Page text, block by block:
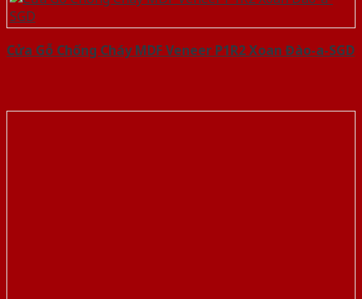
Cửa Gỗ Chống Cháy MDF Veneer P1R2 Xoan Đào-a-SGD